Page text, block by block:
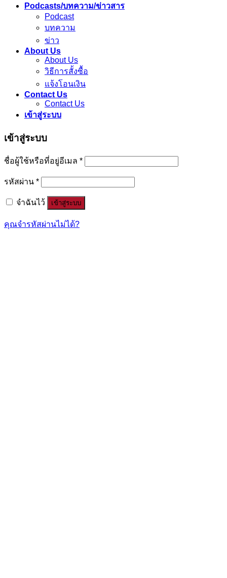
Podcasts/บทความ/ข่าวสาร
Podcast
บทความ
ข่าว
About Us
About Us
วิธีการสั้งซื้อ
แจ้งโอนเงิน
Contact Us
Contact Us
เข้าสู่ระบบ
เข้าสู่ระบบ
ชื่อผู้ใช้หรือที่อยู่อีเมล *
รหัสผ่าน *
จำฉันไว้ เข้าสู่ระบบ
คุณจำรหัสผ่านไม่ได้?